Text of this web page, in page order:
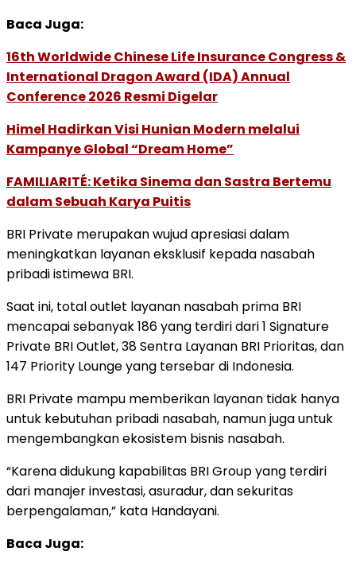
Baca Juga:
16th Worldwide Chinese Life Insurance Congress &
International Dragon Award (IDA) Annual
Conference 2026 Resmi Digelar
Himel Hadirkan Visi Hunian Modern melalui
Kampanye Global “Dream Home”
FAMILIARITÉ: Ketika Sinema dan Sastra Bertemu
dalam Sebuah Karya Puitis
BRI Private merupakan wujud apresiasi dalam
meningkatkan layanan eksklusif kepada nasabah
pribadi istimewa BRI.
Saat ini, total outlet layanan nasabah prima BRI
mencapai sebanyak 186 yang terdiri dari 1 Signature
Private BRI Outlet, 38 Sentra Layanan BRI Prioritas, dan
147 Priority Lounge yang tersebar di Indonesia.
BRI Private mampu memberikan layanan tidak hanya
untuk kebutuhan pribadi nasabah, namun juga untuk
mengembangkan ekosistem bisnis nasabah.
“Karena didukung kapabilitas BRI Group yang terdiri
dari manajer investasi, asuradur, dan sekuritas
berpengalaman,” kata Handayani.
Baca Juga: